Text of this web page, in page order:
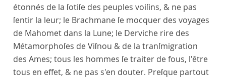
étonnés de la ſotiſe des peuples voiſins, & ne pas
ſentir la leur; le Brachmane ſe mocquer des voyages
de Mahomet dans la Lune; le Derviche rire des
Métamorphoſes de Viſnou & de la tranſmigration
des Ames; tous les hommes ſe traiter de fous, l'être
tous en effet, & ne pas s'en douter. Preſque partout